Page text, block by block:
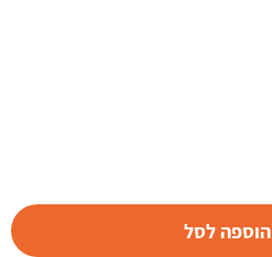
הוספה לסל